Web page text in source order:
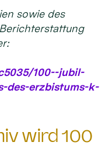
sowie des
100--jubil-
des-erzbistums-k-
wird 100